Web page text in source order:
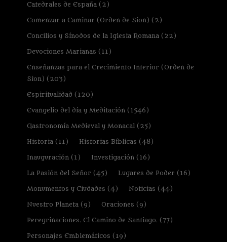
Catedrales de España(2)
Comenzar a Caminar (Orden de Sion) (2)
Concilios y Sínodos de la Iglesia Romana(22)
Devociones Marianas (11)
Enseñanzas para el Crecimiento Interior (Orden de
Sion) (203)
Espiritualidad (120)
Evangelio del día y Meditación(1546)
Gastronomía Medieval y Monacal(25)
Historia(11) Historias Bíblicas (48)
Inauguración(1) Investigación(16)
La Pasión del Señor (45) Lugares de Poder (16)
Monumentos y Ciudades (4) Noticias (44)
Nuestro Planeta(9) Oraciones (9)
Peregrinaciones. El Camino de Santiago.(77)
Personajes Emblemáticos (19)